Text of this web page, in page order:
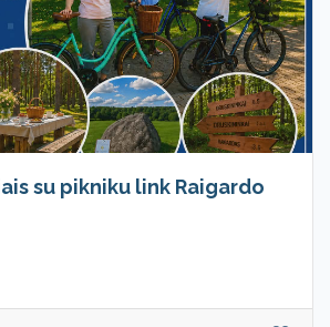
su pikniku link Raigardo